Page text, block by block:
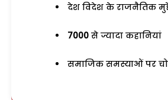
देश विदेश के राजनैतिक
7000 से ज्यादा कहानियां
समाजिक समस्याओं पर